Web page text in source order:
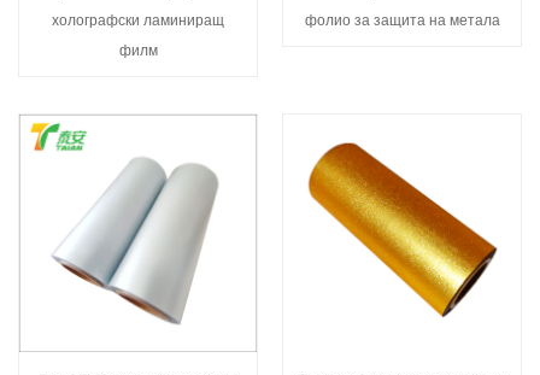
холографски ламиниращ
филм
фолио за защита на метала